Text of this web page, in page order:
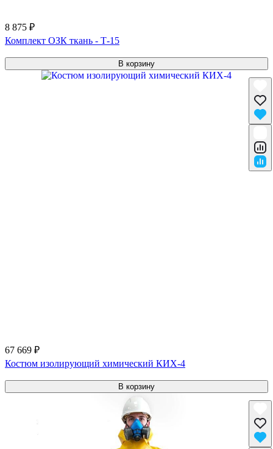
8 875 ₽
Комплект ОЗК ткань - Т-15
В корзину
67 669 ₽
Костюм изолирующий химический КИХ-4
В корзину